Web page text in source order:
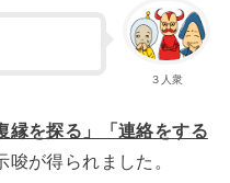
３人衆
縁を探る」「連絡をする
が得られました。